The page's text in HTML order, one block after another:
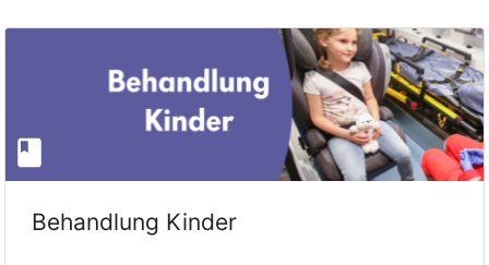
Behandlung Kinder